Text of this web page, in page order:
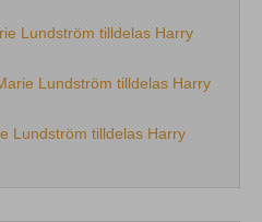
Lundström tilldelas Harry
Lundström tilldelas Harry
Lundström tilldelas Harry